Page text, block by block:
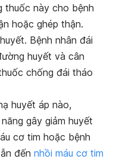
thuốc này cho bệnh
hoặc ghép thận.
Bệnh nhân đái
huyết và cân
chống đái tháo
huyết áp nào,
gây giảm huyết
cơ tim hoặc bệnh
đến nhồi máu cơ tim